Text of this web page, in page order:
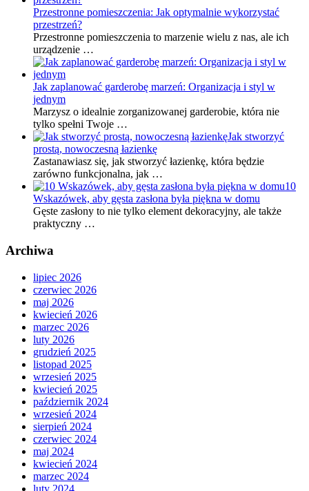
Przestronne pomieszczenia: Jak optymalnie wykorzystać
przestrzeń?
Przestronne pomieszczenia to marzenie wielu z nas, ale ich
urządzenie …
Jak zaplanować garderobę marzeń: Organizacja i styl w
jednym
Marzysz o idealnie zorganizowanej garderobie, która nie
tylko spełni Twoje …
Jak stworzyć
prostą, nowoczesną łazienkę
Zastanawiasz się, jak stworzyć łazienkę, która będzie
zarówno funkcjonalna, jak …
10
Wskazówek, aby gęsta zasłona była piękna w domu
Gęste zasłony to nie tylko element dekoracyjny, ale także
praktyczny …
Archiwa
lipiec 2026
czerwiec 2026
maj 2026
kwiecień 2026
marzec 2026
luty 2026
grudzień 2025
listopad 2025
wrzesień 2025
kwiecień 2025
październik 2024
wrzesień 2024
sierpień 2024
czerwiec 2024
maj 2024
kwiecień 2024
marzec 2024
luty 2024